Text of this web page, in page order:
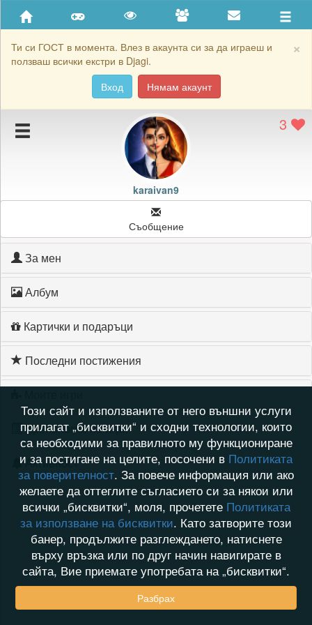
×
Ти си ГОСТ в момента. Влез в акаунта си за да играеш и
ползваш всички екстри в Djagi.
Вход
Нямам акаунт
Приятели
Хронология на игри
Подаръците на karaivan9
Картичките на karaivan9
3
karaivan9
Съобщение
За мен
Албум
Картички и подаръци
Последни постижения
Хронология на игри
Активност
Този сайт и използваните от него външни услуги
прилагат „бисквитки“ и сходни технологии, които
са необходими за правилното му функциониране
и за постигане на целите, посочени в Политиката
за поверителност. За повече информация или ако
желаете да оттеглите съгласието си за някои или
всички „бисквитки“, моля, прочетете Политиката
за използване на бисквитки. Като затворите този
банер, продължите разглеждането, натиснете
върху връзка или по друг начин навигирате в
сайта, Вие приемате употребата на „бисквитки“.
Разбрах